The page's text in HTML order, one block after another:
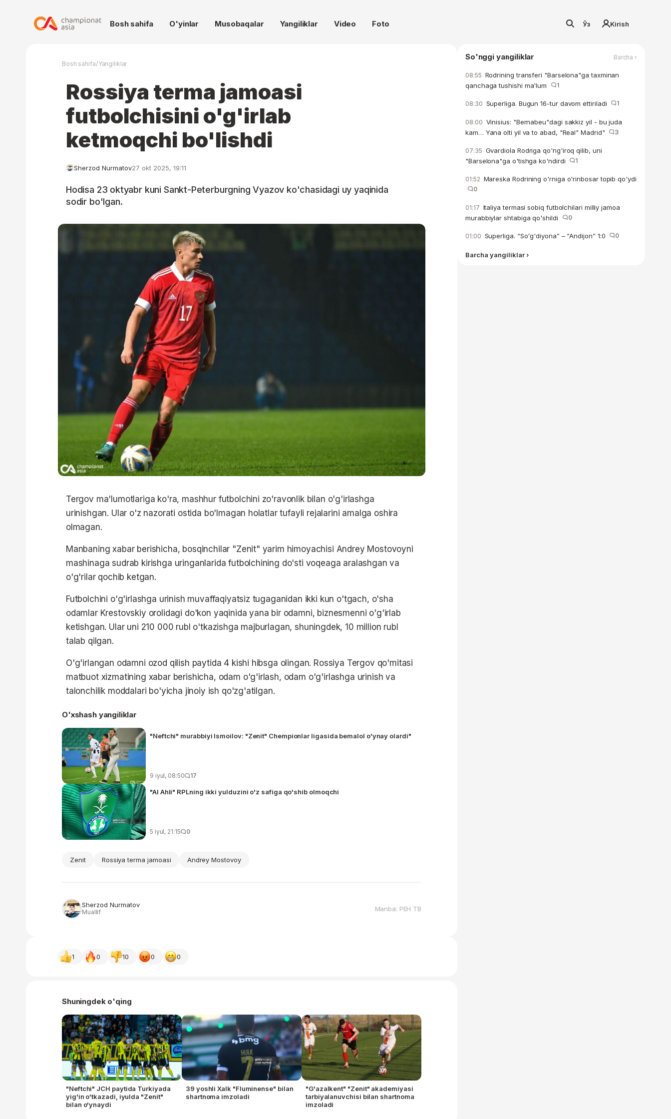
Bosh sahifa O'yinlar Musobaqalar Yangiliklar Video Foto Ўз Kirish
Bosh sahifa/Yangiliklar
Rossiya terma jamoasi
futbolchisini o'g'irlab
ketmoqchi bo'lishdi
Sherzod Nurmatov27 okt 2025, 19:11
Hodisa 23 oktyabr kuni Sankt-Peterburgning Vyazov ko'chasidagi uy yaqinida
sodir bo'lgan.
Tergov ma'lumotlariga ko'ra, mashhur futbolchini zo'ravonlik bilan o'g'irlashga
urinishgan. Ular o'z nazorati ostida bo'lmagan holatlar tufayli rejalarini amalga oshira
olmagan.
Manbaning xabar berishicha, bosqinchilar "Zenit" yarim himoyachisi Andrey Mostovoyni
mashinaga sudrab kirishga uringanlarida futbolchining do'sti voqeaga aralashgan va
o'g'rilar qochib ketgan.
Futbolchini o'g'irlashga urinish muvaffaqiyatsiz tugaganidan ikki kun o'tgach, o'sha
odamlar Krestovskiy orolidagi do'kon yaqinida yana bir odamni, biznesmenni o'g'irlab
ketishgan. Ular uni 210 000 rubl o'tkazishga majburlagan, shuningdek, 10 million rubl
talab qilgan.
O'g'irlangan odamni ozod qilish paytida 4 kishi hibsga olingan. Rossiya Tergov qo'mitasi
matbuot xizmatining xabar berishicha, odam o'g'irlash, odam o'g'irlashga urinish va
talonchilik moddalari bo'yicha jinoiy ish qo'zg'atilgan.
O'xshash yangiliklar
"Neftchi" murabbiyi Ismoilov: "Zenit" Chempionlar ligasida bemalol o'ynay olardi"
9 iyul, 08:50 17
"Al Ahli" RPLning ikki yulduzini o'z safiga qo'shib olmoqchi
5 iyul, 21:15 0
Zenit Rossiya terma jamoasi Andrey Mostovoy
Sherzod Nurmatov
Muallif Manba: РЕН ТВ
1 0 10 0 0
Shuningdek o'qing
"Neftchi" JCH paytida Turkiyada
yig'in o'tkazadi, iyulda "Zenit"
bilan o'ynaydi
39 yoshli Xalk "Fluminense" bilan
shartnoma imzoladi
"G'azalkent" "Zenit" akademiyasi
tarbiyalanuvchisi bilan shartnoma
imzoladi
So'nggi yangiliklar Barcha ›
08:55 Rodrining transferi "Barselona"ga taxminan
qanchaga tushishi ma'lum
1
08:30 Superliga. Bugun 16-tur davom ettiriladi 1
08:00 Vinisius: "Bernabeu"dagi sakkiz yil - bu juda
kam… Yana olti yil va to abad, "Real" Madrid"
3
07:35 Gvardiola Rodriga qo'ng'iroq qilib, uni
"Barselona"ga o'tishga ko'ndirdi
1
01:52 Mareska Rodrining o'rniga o'rinbosar topib qo'ydi
0
01:17 Italiya termasi sobiq futbolchilari milliy jamoa
murabbiylar shtabiga qo'shildi
0
01:00 Superliga. “So'g'diyona” – “Andijon” 1:0 0
Barcha yangiliklar ›